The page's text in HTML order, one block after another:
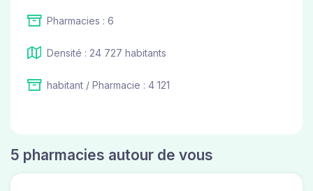
Pharmacies : 6
Densité : 24 727 habitants
habitant / Pharmacie : 4 121
5 pharmacies autour de vous